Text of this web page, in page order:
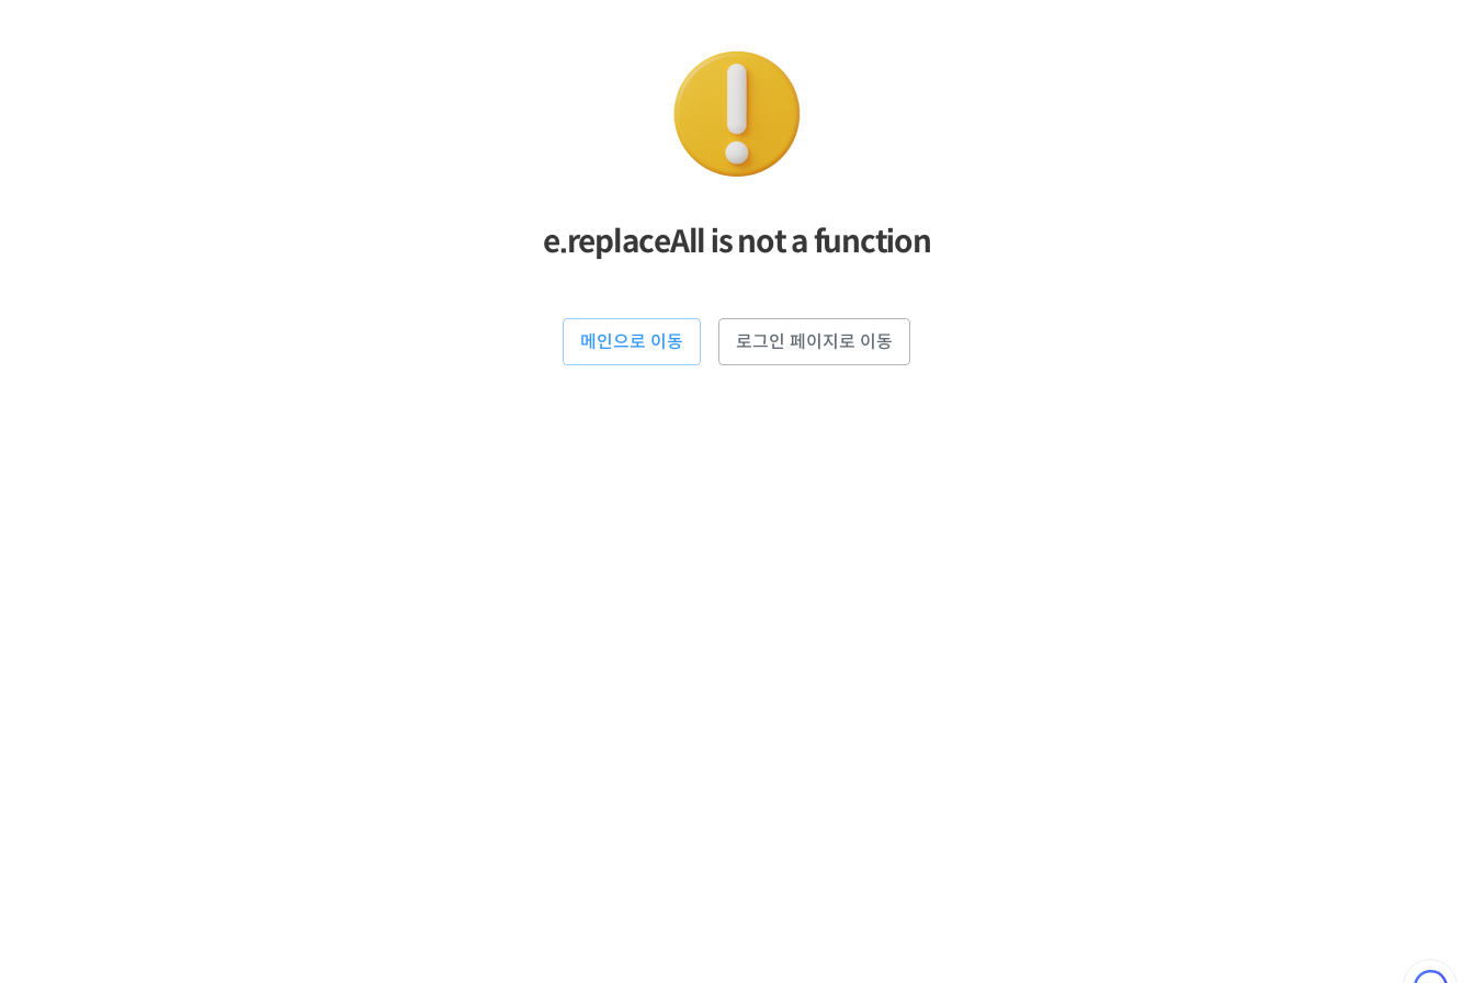
e.replaceAll is not a function
메인으로 이동 로그인 페이지로 이동